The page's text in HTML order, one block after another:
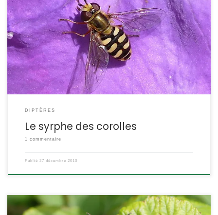
Un très joli syrphe habitué de nos jardins. Le motif de son
abdomen permet de le reconnaitre. Ses larves mangent les
pucerons. Eupeodes corollae (ex Metasyrphus corollae) POSITION
SYSTÉMATIQUE : Insecte Diptère Famille des Syrphidae
ETYMOLOGIE : DESCRIPTION : Taille : Il mesure entre 1 cm et 1,5 cm
Forme, allure Coloration : Le syrphe des corolles […]
DIPTÈRES
Le syrphe des corolles
1 commentaire
Publié 27 décembre 2010